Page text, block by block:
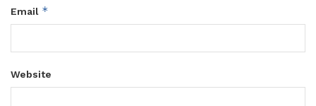
Email *
Website